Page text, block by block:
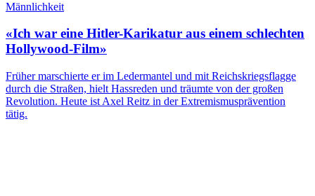
Männlichkeit
«Ich war eine Hitler-Karikatur aus einem schlechten
Hollywood-Film»
Früher marschierte er im Ledermantel und mit Reichskriegsflagge
durch die Straßen, hielt Hassreden und träumte von der großen
Revolution. Heute ist Axel Reitz in der Extremismusprävention
tätig.